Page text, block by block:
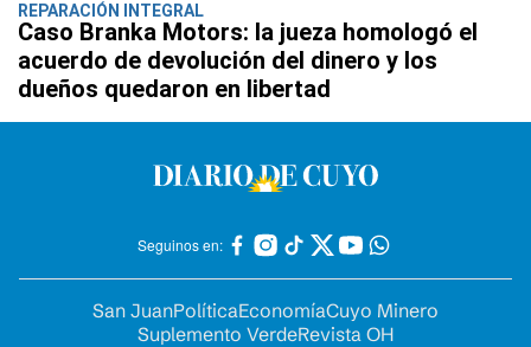
REPARACIÓN INTEGRAL
Caso Branka Motors: la jueza homologó el
acuerdo de devolución del dinero y los
dueños quedaron en libertad
Seguinos en:
San JuanPolíticaEconomíaCuyo Minero
Suplemento VerdeRevista OH